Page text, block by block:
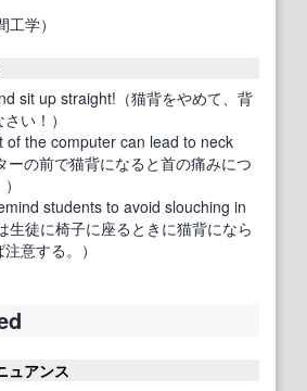
学）
sit up straight!（猫背をやめて、背
い！）
of the computer can lead to neck
ーの前で猫背になると首の痛みにつ
students to avoid slouching in
生徒に椅子に座るときに猫背になら
意する。）
アンス